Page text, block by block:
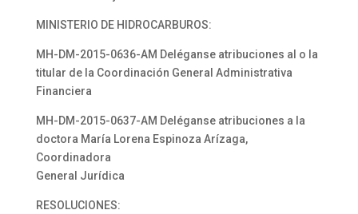
MINISTERIO DE HIDROCARBUROS:
MH-DM-2015-0636-AM Deléganse atribuciones al o la
titular de la Coordinación General Administrativa
Financiera
MH-DM-2015-0637-AM Deléganse atribuciones a la
doctora María Lorena Espinoza Arízaga,
Coordinadora
General Jurídica
RESOLUCIONES: